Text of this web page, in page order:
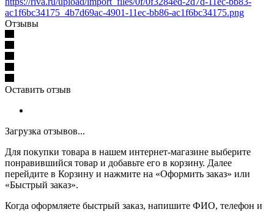
ac1f6bc34175_4b7d69ac-4901-11ec-bb86-ac1f6bc34175.png
Отзывы
Оставить отзыв
Загрузка отзывов...
Для покупки товара в нашем интернет-магазине выберите
понравившийся товар и добавьте его в корзину. Далее
перейдите в Корзину и нажмите на «Оформить заказ» или
«Быстрый заказ».
Когда оформляете быстрый заказ, напишите ФИО, телефон и